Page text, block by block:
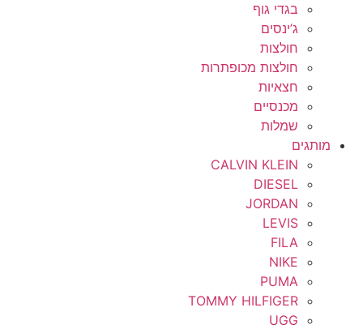
בגדי גוף
ג’ינסים
חולצות
חולצות מכופתרות
חצאיות
מכנסיים
שמלות
מותגים
CALVIN KLEIN
DIESEL
JORDAN
LEVIS
FILA
NIKE
PUMA
TOMMY HILFIGER
UGG